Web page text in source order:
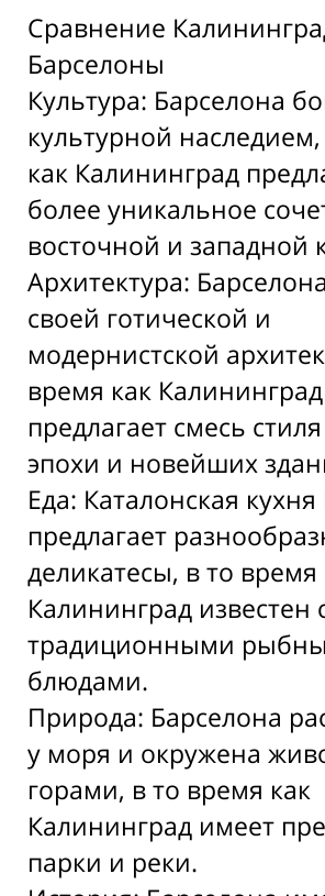
Сравнение
Барселоны
Культура: Барселона
культурной
как Калининград
более уникальное
восточной и западной
Архитектура:
своей готической и
модернистской
время как Калининград
предлагает смесь
эпохи и новейших
Еда: Каталонская
предлагает
деликатесы, в то время
Калининград известен
традиционными
блюдами.
Природа: Барселона
у моря и окружена
горами, в то время как
Калининград имеет
парки и реки.